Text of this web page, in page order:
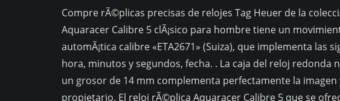
Compre rÃ©plicas precisas de relojes Tag Heuer de la
Aquaracer Calibre 5 clÃ¡sico para hombre tiene un
automÃ¡tica calibre «ETA2671» (Suiza), que implementa las
hora, minutos y segundos, fecha. . La caja del reloj redonda
un grosor de 14 mm complementa perfectamente la imagen
propietario. El reloj rÃ©plica Aquaracer Calibre 5 que se